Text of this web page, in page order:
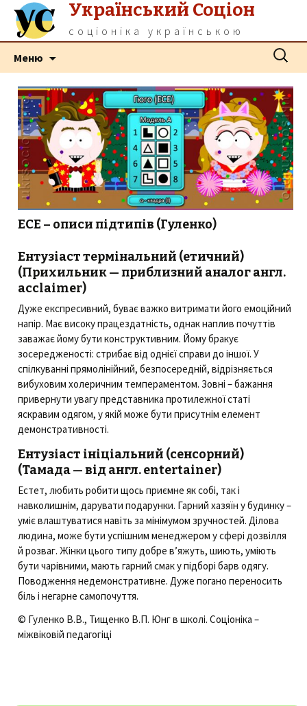
Український Соціон
соціоніка українською
Меню
Пошук:
ЕСЕ – описи підтипів (Гуленко)
Ентузіаст термінальний (етичний)
(Прихильник — приблизний аналог англ.
acclaimer)
Дуже експресивний, буває важко витримати його емоційний
напір. Має високу працездатність, однак наплив почуттів
заважає йому бути конструктивним. Йому бракує
зосередженості: стрибає від однієї справи до іншої. У
спілкуванні прямолінійний, безпосередній, відрізняється
вибуховим холеричним темпераментом. Зовні – бажання
привернути увагу представника протилежної статі
яскравим одягом, у якій може бути присутнім елемент
демонстративності.
Ентузіаст ініціальний (сенсорний)
(Тамада — від англ. entertainer)
Естет, любить робити щось приємне як собі, так і
навколишнім, дарувати подарунки. Гарний хазяїн у будинку –
уміє влаштуватися навіть за мінімумом зручностей. Ділова
людина, може бути успішним менеджером у сфері дозвілля
й розваг. Жінки цього типу добре в’яжуть, шиють, уміють
бути чарівними, мають гарний смак у підборі барв одягу.
Поводження недемонстративне. Дуже погано переносить
біль і негарне самопочуття.
© Гуленко В.В., Тищенко В.П. Юнг в школі. Соціоніка –
міжвіковій педагогіці